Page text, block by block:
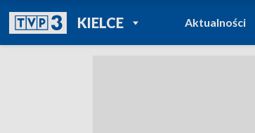
KIELCEPOWRÓT DO
TVP REGIONY
Aktualności